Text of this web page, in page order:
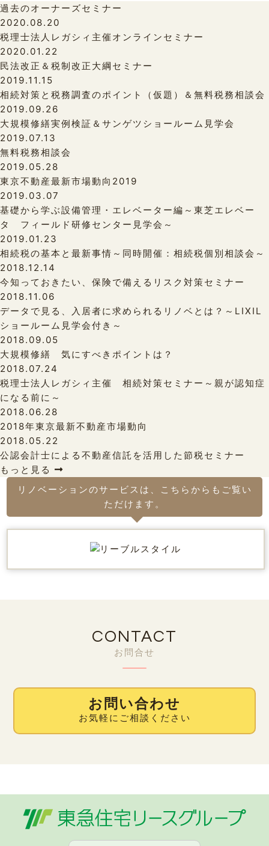
過去のオーナーズセミナー
2020.08.20
税理士法人レガシィ主催オンラインセミナー
2020.01.22
民法改正＆税制改正大綱セミナー
2019.11.15
相続対策と税務調査のポイント（仮題）＆無料税務相談会
2019.09.26
大規模修繕実例検証＆サンゲツショールーム見学会
2019.07.13
無料税務相談会
2019.05.28
東京不動産最新市場動向2019
2019.03.07
基礎から学ぶ設備管理・エレベーター編～東芝エレベー
タ フィールド研修センター見学会～
2019.01.23
相続税の基本と最新事情～同時開催：相続税個別相談会～
2018.12.14
今知っておきたい、保険で備えるリスク対策セミナー
2018.11.06
データで見る、入居者に求められるリノベとは？～LIXIL
ショールーム見学会付き～
2018.09.05
大規模修繕 気にすべきポイントは？
2018.07.24
税理士法人レガシィ主催 相続対策セミナー～親が認知症
になる前に～
2018.06.28
2018年東京最新不動産市場動向
2018.05.22
公認会計士による不動産信託を活用した節税セミナー
もっと見る
リノベーションのサービスは、こちらからもご覧い
ただけます。
CONTACT
お問合せ
お問い合わせ
お気軽にご相談ください